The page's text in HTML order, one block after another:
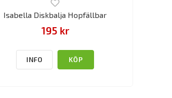
Isabella Diskbalja Hopfällbar
195 kr
INFO KÖP